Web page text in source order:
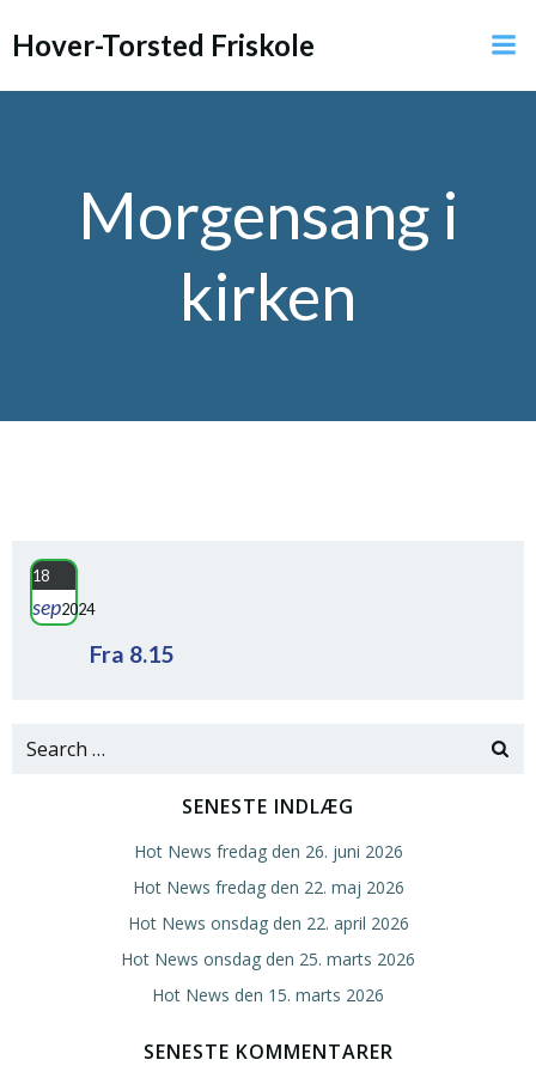
til
Hover-Torsted Friskole
Morgensang i
kirken
18
sep2024
Fra 8.15
Search
SENESTE INDLÆG
Hot News fredag den 26. juni 2026
Hot News fredag den 22. maj 2026
Hot News onsdag den 22. april 2026
Hot News onsdag den 25. marts 2026
Hot News den 15. marts 2026
SENESTE KOMMENTARER